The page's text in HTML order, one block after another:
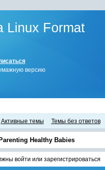
Format
версию
Активные темы Темы без ответов
Healthy Babies
войти или зарегистрироваться